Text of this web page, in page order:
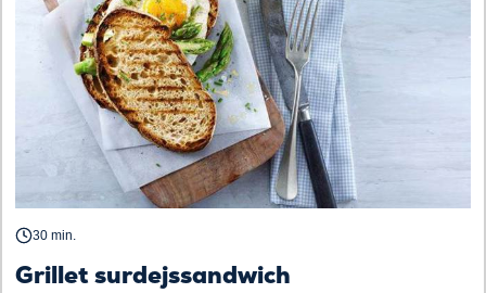
30 min.
Grillet surdejssandwich